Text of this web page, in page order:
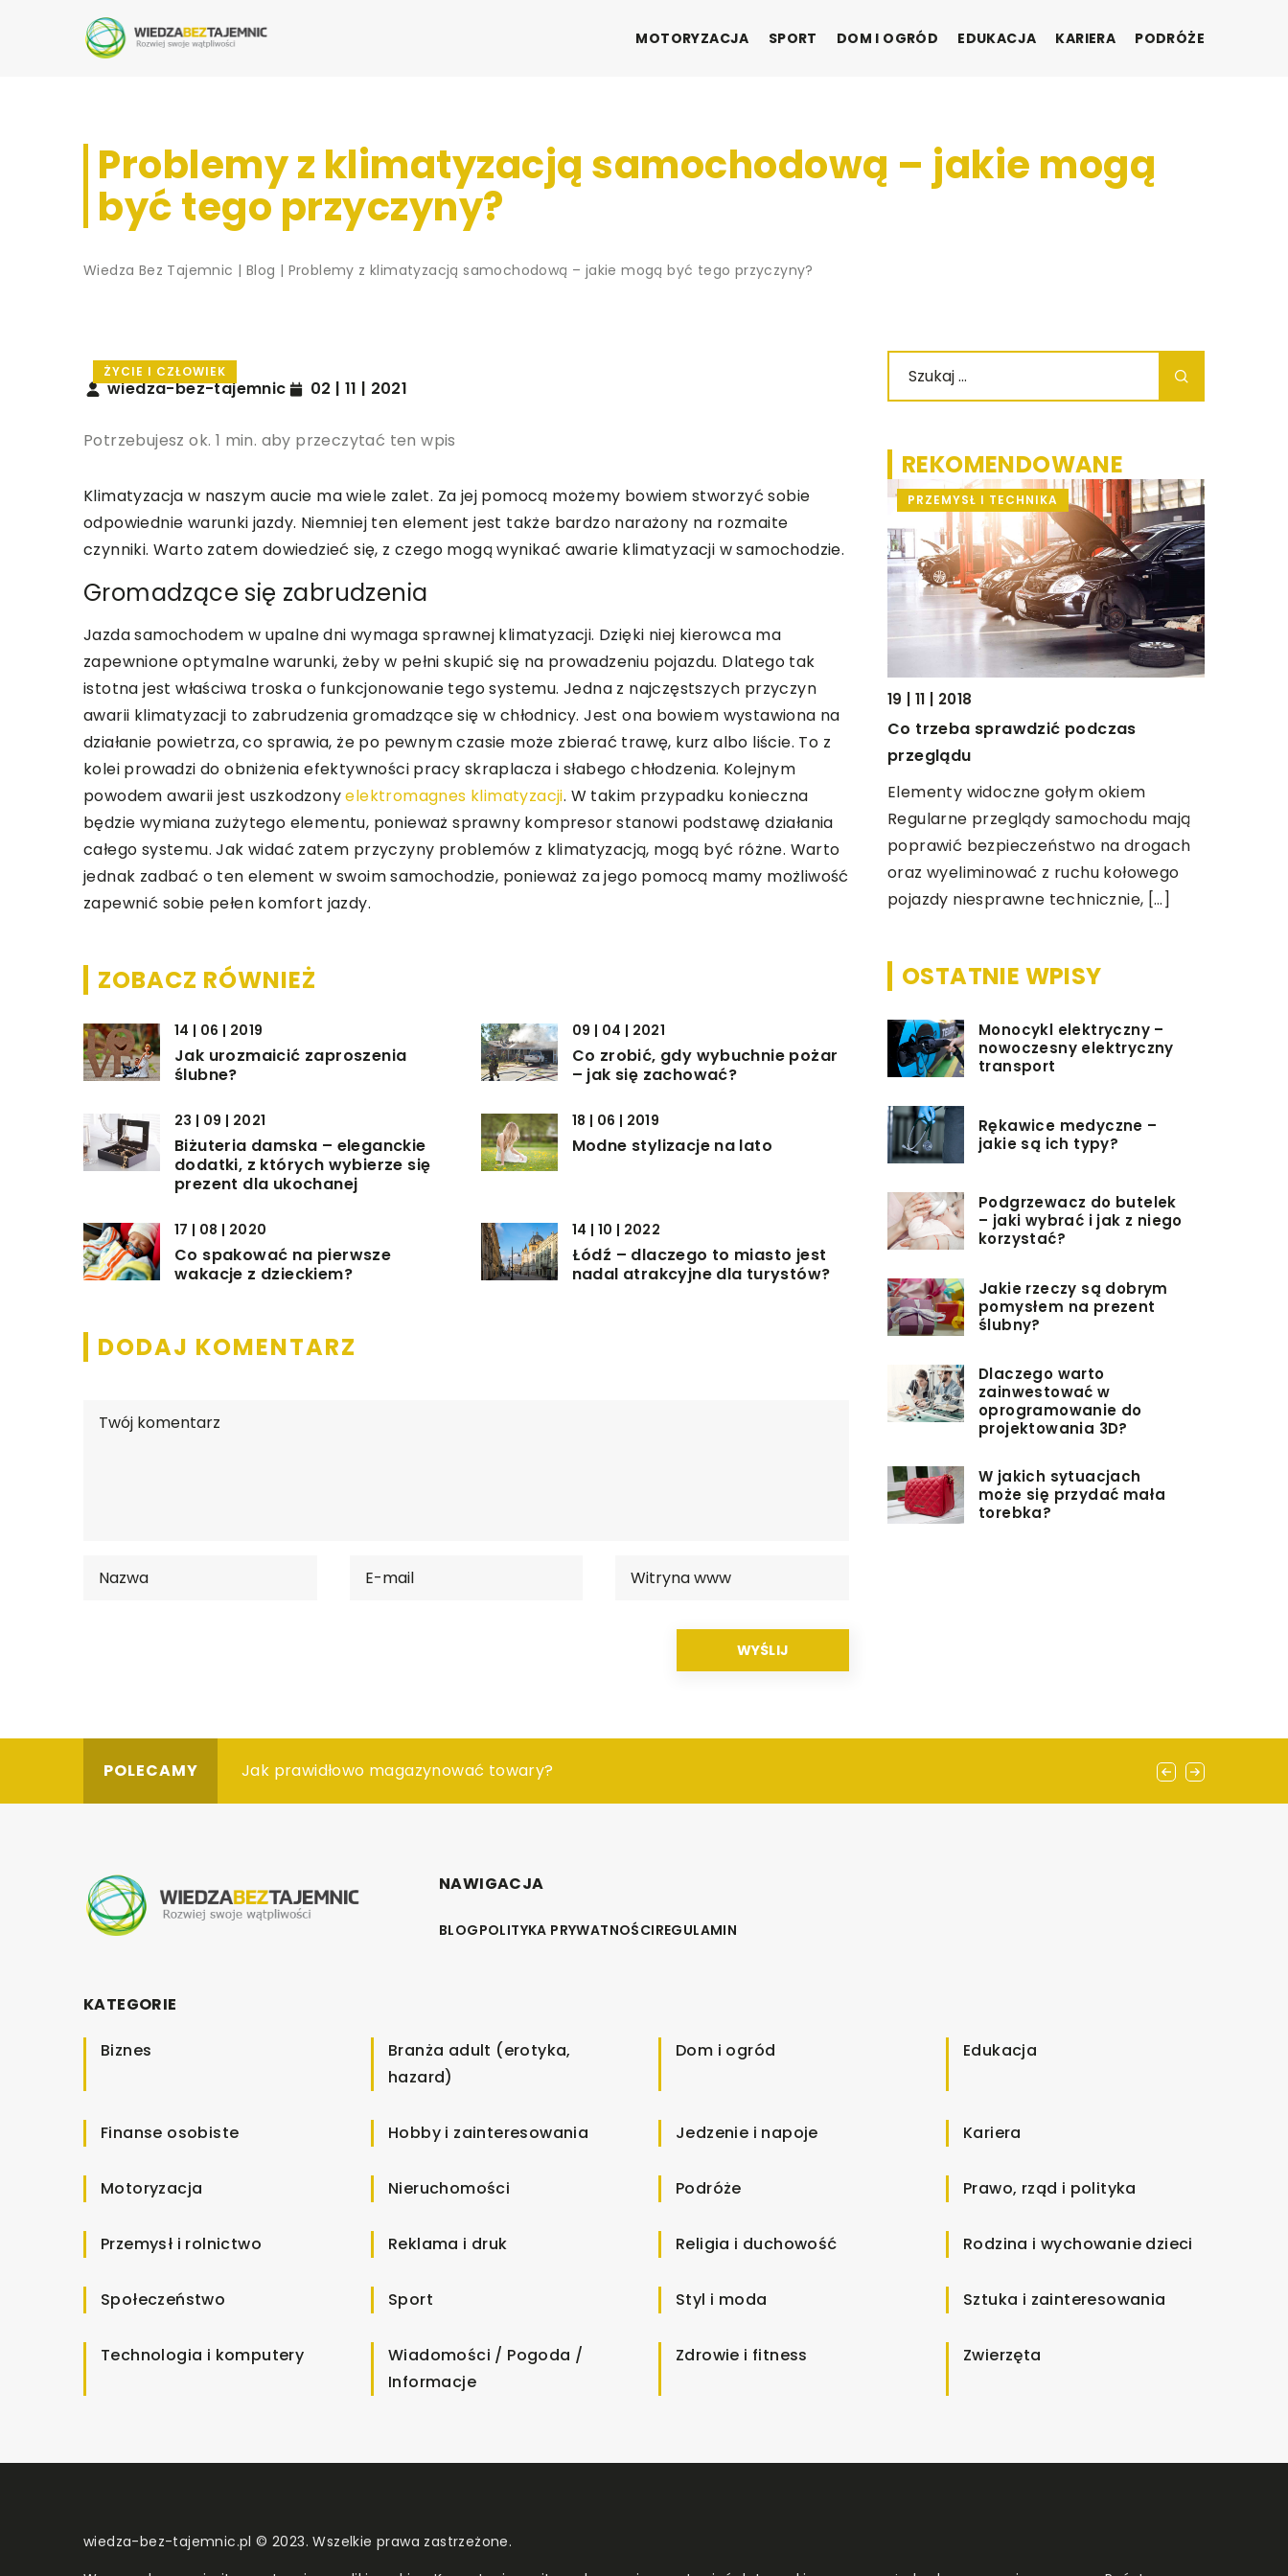
MOTORYZACJA SPORT DOM I OGRÓD EDUKACJA KARIERA PODRÓŻE
Problemy z klimatyzacją samochodową – jakie mogą
być tego przyczyny?
Wiedza Bez Tajemnic | Blog | Problemy z klimatyzacją samochodową – jakie mogą być tego przyczyny?
ŻYCIE I CZŁOWIEK
wiedza-bez-tajemnic 02 | 11 | 2021
Potrzebujesz ok. 1 min. aby przeczytać ten wpis
Klimatyzacja w naszym aucie ma wiele zalet. Za jej pomocą możemy bowiem stworzyć sobie
odpowiednie warunki jazdy. Niemniej ten element jest także bardzo narażony na rozmaite
czynniki. Warto zatem dowiedzieć się, z czego mogą wynikać awarie klimatyzacji w samochodzie.
Gromadzące się zabrudzenia
Jazda samochodem w upalne dni wymaga sprawnej klimatyzacji. Dzięki niej kierowca ma
zapewnione optymalne warunki, żeby w pełni skupić się na prowadzeniu pojazdu. Dlatego tak
istotna jest właściwa troska o funkcjonowanie tego systemu. Jedna z najczęstszych przyczyn
awarii klimatyzacji to zabrudzenia gromadzące się w chłodnicy. Jest ona bowiem wystawiona na
działanie powietrza, co sprawia, że po pewnym czasie może zbierać trawę, kurz albo liście. To z
kolei prowadzi do obniżenia efektywności pracy skraplacza i słabego chłodzenia. Kolejnym
powodem awarii jest uszkodzonyelektromagnes klimatyzacji. W takim przypadku konieczna
będzie wymiana zużytego elementu, ponieważ sprawny kompresor stanowi podstawę działania
całego systemu. Jak widać zatem przyczyny problemów z klimatyzacją, mogą być różne. Warto
jednak zadbać o ten element w swoim samochodzie, ponieważ za jego pomocą mamy możliwość
zapewnić sobie pełen komfort jazdy.
ZOBACZ RÓWNIEŻ
14 | 06 | 2019
Jak urozmaicić zaproszenia
ślubne?
09 | 04 | 2021
Co zrobić, gdy wybuchnie pożar
– jak się zachować?
23 | 09 | 2021
Biżuteria damska – eleganckie
dodatki, z których wybierze się
prezent dla ukochanej
18 | 06 | 2019
Modne stylizacje na lato
17 | 08 | 2020
Co spakować na pierwsze
wakacje z dzieckiem?
14 | 10 | 2022
Łódź – dlaczego to miasto jest
nadal atrakcyjne dla turystów?
DODAJ KOMENTARZ
REKOMENDOWANE
MEDYCYNA
12 | 03 | 2022
Badanie wzroku – wszystko co musisz
wiedzieć
Oczy to jeden z najważniejszych
regularnie odwiedzać okulistę, by
czuwać nad stanem wzroku. Zaleca się,
[…]
BEZ KATEGORII
10 | 04 | 2022
Bezpieczne składowanie oraz
transportowanie zapakowanych
halach produkcyjnych oraz w sklepach
wiąże się z koniecznością dbania o
towar. Wszelkie zaniechania mogą […]
PRZEMYSŁ I TECHNIKA
19 | 11 | 2018
Co trzeba sprawdzić podczas
przeglądu
Elementy widoczne gołym okiem
Regularne przeglądy samochodu mają
poprawić bezpieczeństwo na drogach
oraz wyeliminować z ruchu kołowego
pojazdy niesprawne technicznie, […]
OSTATNIE WPISY
Monocykl elektryczny –
nowoczesny elektryczny
transport
Rękawice medyczne –
jakie są ich typy?
Podgrzewacz do butelek
– jaki wybrać i jak z niego
korzystać?
Jakie rzeczy są dobrym
pomysłem na prezent
ślubny?
Dlaczego warto
zainwestować w
oprogramowanie do
projektowania 3D?
W jakich sytuacjach
może się przydać mała
torebka?
POLECAMY Co wpływa na charakter pomieszczenia?
Jak prawidłowo magazynować towary?
Jak przemyślanie zaaranżować przestrzeń pokoju naszego dziecka?
NAWIGACJA
BLOGPOLITYKA PRYWATNOŚCIREGULAMIN
KATEGORIE
Biznes
Branża adult (erotyka,
hazard)
Dom i ogród Edukacja
Finanse osobiste Hobby i zainteresowania Jedzenie i napoje Kariera
Motoryzacja Nieruchomości Podróże Prawo, rząd i polityka
Przemysł i rolnictwo Reklama i druk Religia i duchowość Rodzina i wychowanie dzieci
Społeczeństwo Sport Styl i moda Sztuka i zainteresowania
Technologia i komputery
Wiadomości / Pogoda /
Informacje
Zdrowie i fitness Zwierzęta
wiedza-bez-tajemnic.pl © 2023. Wszelkie prawa zastrzeżone.